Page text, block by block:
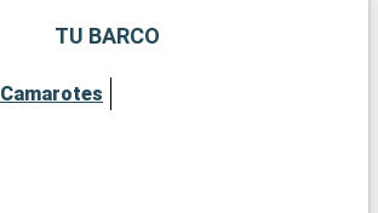
TU BARCO
Camarotes